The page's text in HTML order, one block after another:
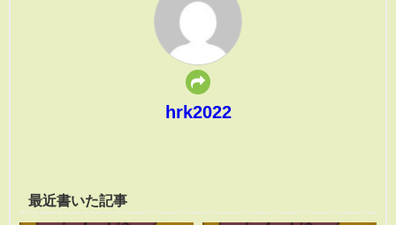
hrk2022
最近書いた記事